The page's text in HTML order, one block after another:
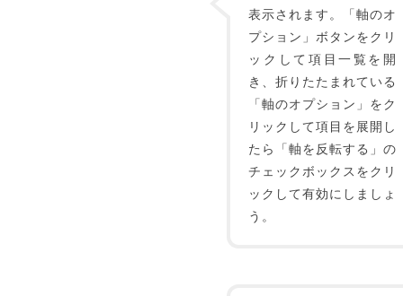
表示されます。「軸のオ
プション」ボタンをクリ
ックして項目一覧を開
き、折りたたまれている
「軸のオプション」をク
リックして項目を展開し
たら「軸を反転する」の
チェックボックスをクリ
ックして有効にしましょ
う。